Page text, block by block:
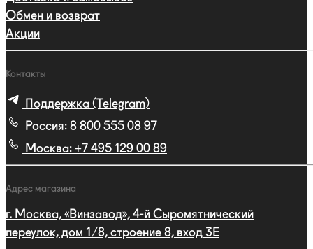
Обмен и возврат
Акции
Контакты
Поддержка (Telegram)
Россия: 8 800 555 08 97
Москва: +7 495 129 00 89
Адрес магазина
г. Москва, «Винзавод», 4-й Сыромятнический
переулок, дом 1/8, строение 8, вход 3E